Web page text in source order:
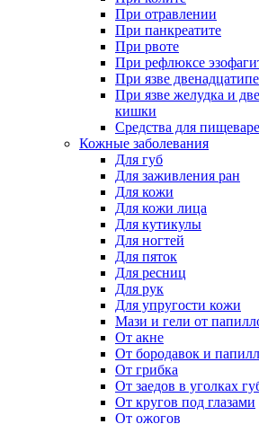
При отравлении
При панкреатите
При рвоте
При рефлюксе
При язве
При язве желудка и
кишки
Средства для
Кожные заболевания
Для губ
Для заживления ран
Для кожи
Для кожи лица
Для кутикулы
Для ногтей
Для пяток
Для ресниц
Для рук
Для упругости кожи
Мази и гели от
От акне
От бородавок и
От грибка
От заедов в уголках
От кругов под глазами
От ожогов